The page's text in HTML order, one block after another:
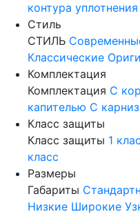
контура уплотнения
Стиль
СТИЛЬ
Классические
Комплектация
Комплектация С
капителью С
Класс защиты
Класс защиты 1
класс
Размеры
Габариты
Низкие Широкие